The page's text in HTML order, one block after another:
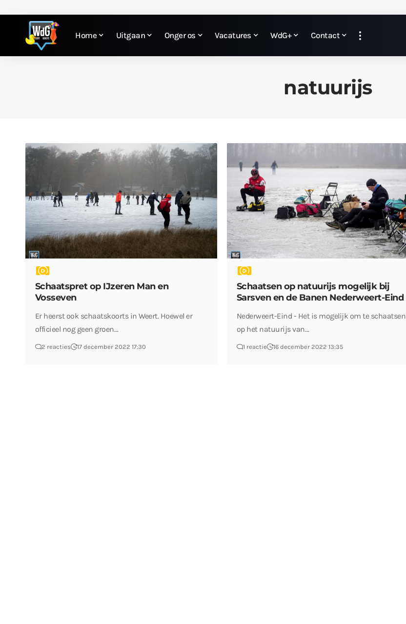
Home Uitgaan Onger os Vacatures WdG+ Contact
natuurijs
Schaatspret op IJzeren Man en
Vosseven
Er heerst ook schaatskoorts in Weert. Hoewel er
officieel nog geen groen…
2 reacties 17 december 2022 17:30
Schaatsen op natuurijs mogelijk bij
Sarsven en de Banen Nederweert-Eind
Nederweert-Eind - Het is mogelijk om te schaatsen
op het natuurijs van…
1 reactie 16 december 2022 13:35